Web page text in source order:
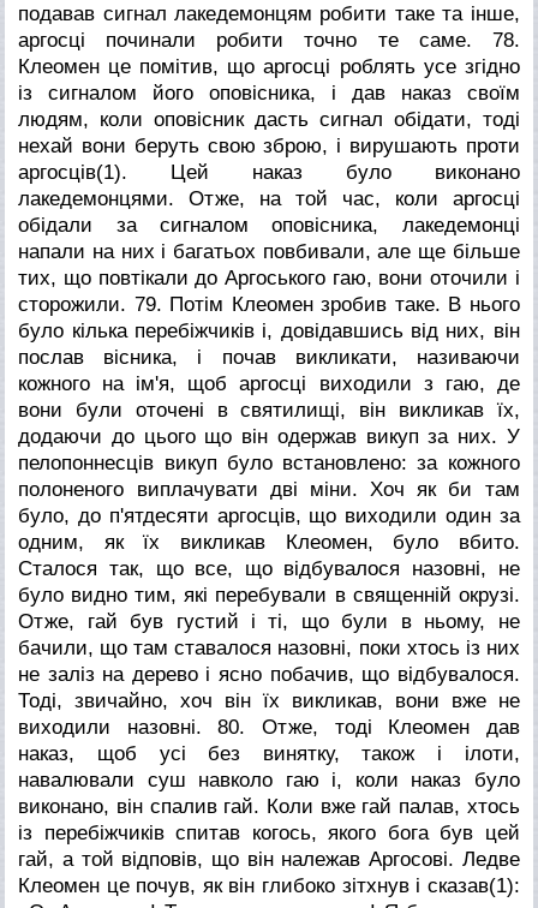
подавав сигнал лакедемонцям робити таке та інше,
аргосці починали робити точно те саме.
78.
Клеомен це помітив, що аргосці роблять усе згідно
із сигналом його оповісника, і дав наказ своїм
людям, коли оповісник дасть сигнал обідати, тоді
нехай вони беруть свою зброю, і вирушають проти
аргосців(1). Цей наказ було виконано
лакедемонцями. Отже, на той час, коли аргосці
обідали за сигналом оповісника, лакедемонці
напали на них і багатьох повбивали, але ще більше
тих, що повтікали до Аргоського гаю, вони оточили і
сторожили. 79. Потім Клеомен зробив таке. В нього
було кілька перебіжчиків і, довідавшись від них, він
послав вісника, і почав викликати, називаючи
кожного на ім'я, щоб аргосці виходили з гаю, де
вони були оточені в святилищі, він викликав їх,
додаючи до цього що він одержав викуп за них. У
пелопоннесців викуп було встановлено: за кожного
полоненого виплачувати дві міни. Хоч як би там
було, до п'ятдесяти аргосців, що виходили один за
одним, як їх викликав Клеомен, було вбито.
Сталося так, що все, що відбувалося назовні, не
було видно тим, які перебували в священній окрузі.
Отже, гай був густий і ті, що були в ньому, не
бачили, що там ставалося назовні, поки хтось із них
не заліз на дерево і ясно побачив, що відбувалося.
Тоді, звичайно, хоч він їх викликав, вони вже не
виходили назовні.
80. Отже, тоді Клеомен дав
наказ, щоб усі без винятку, також і ілоти,
навалювали суш навколо гаю і, коли наказ було
виконано, він спалив гай. Коли вже гай палав, хтось
із перебіжчиків спитав когось, якого бога був цей
гай, а той відповів, що він належав Аргосові. Ледве
Клеомен це почув, як він глибоко зітхнув і сказав(1):